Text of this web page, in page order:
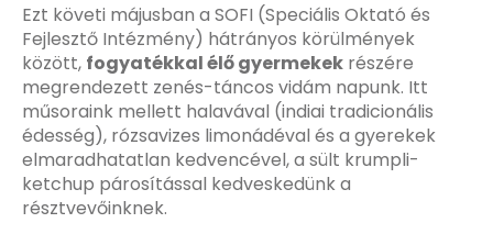
Ezt követi májusban a SOFI (Speciális Oktató és
Fejlesztő Intézmény) hátrányos körülmények
között, fogyatékkal élő gyermekek részére
megrendezett zenés-táncos vidám napunk. Itt
műsoraink mellett halavával (indiai tradicionális
édesség), rózsavizes limonádéval és a gyerekek
elmaradhatatlan kedvencével, a sült krumpli-
ketchup párosítással kedveskedünk a
résztvevőinknek.